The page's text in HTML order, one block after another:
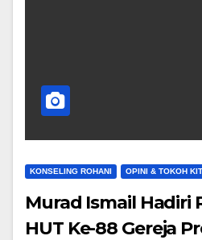
KONSELING ROHANI OPINI & TOKOH
Murad Ismail Hadiri
HUT Ke-88 Gereja